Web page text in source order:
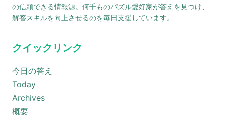
の信頼できる情報源。何千ものパズル愛好家が答えを見つけ、
解答スキルを向上させるのを毎日支援しています。
クイックリンク
今日の答え
Today
Archives
概要